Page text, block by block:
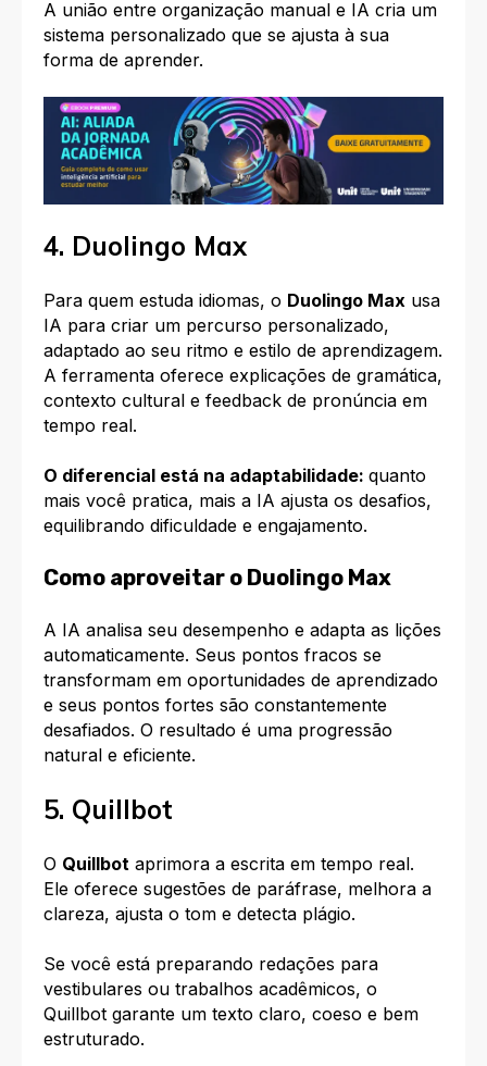
A união entre organização manual e IA cria um
sistema personalizado que se ajusta à sua
forma de aprender.​
4. Duolingo Max
Para quem estuda idiomas, o Duolingo Max usa
IA para criar um percurso personalizado,
adaptado ao seu ritmo e estilo de aprendizagem.
A ferramenta oferece explicações de gramática,
contexto cultural e feedback de pronúncia em
tempo real.​
O diferencial está na adaptabilidade: quanto
mais você pratica, mais a IA ajusta os desafios,
equilibrando dificuldade e engajamento.​
Como aproveitar o Duolingo Max
A IA analisa seu desempenho e adapta as lições
automaticamente. Seus pontos fracos se
transformam em oportunidades de aprendizado
e seus pontos fortes são constantemente
desafiados. O resultado é uma progressão
natural e eficiente.​
5. Quillbot
O Quillbot aprimora a escrita em tempo real.
Ele oferece sugestões de paráfrase, melhora a
clareza, ajusta o tom e detecta plágio.​
Se você está preparando redações para
vestibulares ou trabalhos acadêmicos, o
Quillbot garante um texto claro, coeso e bem
estruturado.​